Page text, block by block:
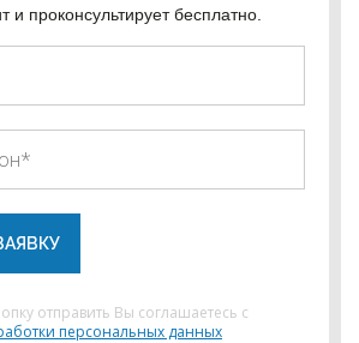
и проконсультирует бесплатно.
отправить Вы соглашаетесь с
персональных данных